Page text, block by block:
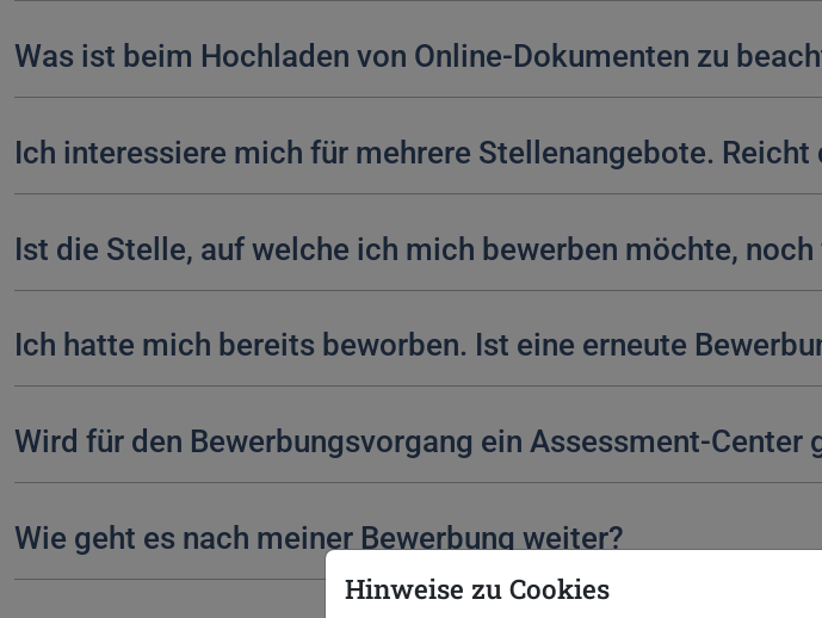
Was ist beim Hochladen von Online-Dokumenten zu
Ich interessiere mich für mehrere Stellenangebote. Reicht
Ist die Stelle, auf welche ich mich bewerben möchte, noch
Ich hatte mich bereits beworben. Ist eine erneute
Wird für den Bewerbungsvorgang ein Assessment-Center
Wie geht es nach meiner Bewerbung weiter?
Hinweise zu Cookies